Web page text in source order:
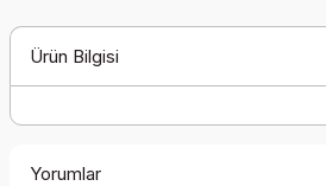
Ürün Bilgisi
Yorumlar